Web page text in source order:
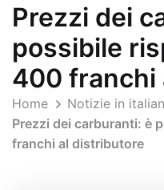
Prezzi dei
possibile
400 franchi
Home
Notizie in
Prezzi dei carburanti: è
franchi al distributore